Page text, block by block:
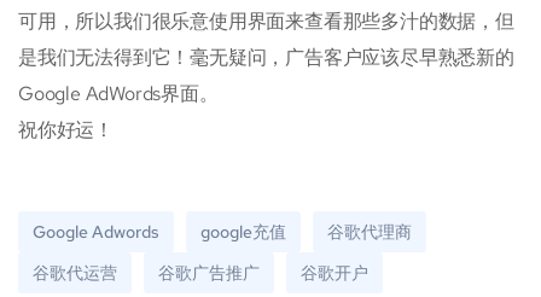
可用，所以我们很乐意使用界面来查看那些多汁的数据，但
是我们无法得到它！毫无疑问，广告客户应该尽早熟悉新的
Google AdWords界面。
祝你好运！
Google Adwords google充值
谷歌代理商
谷歌代运营
谷歌广告推广 谷歌开户